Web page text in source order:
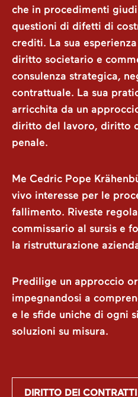
che in procedimenti
questioni di difetti di
crediti. La sua
diritto societario e
consulenza strategica,
contrattuale. La sua
arricchita da un
diritto del lavoro, diritto
penale.
Me Cedric Pope
vivo interesse per le
fallimento. Riveste
commissario al sursis e
la ristrutturazione
Predilige un approccio
impegnandosi a
e le sfide uniche di ogni
soluzioni su misura.
DIRITTO DEI